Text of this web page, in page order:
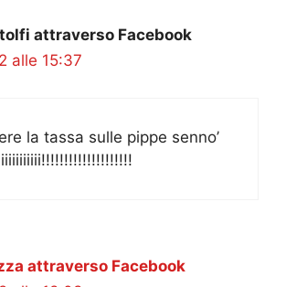
attraverso Facebook
alle 15:37
la tassa sulle pippe senno’
attraverso Facebook